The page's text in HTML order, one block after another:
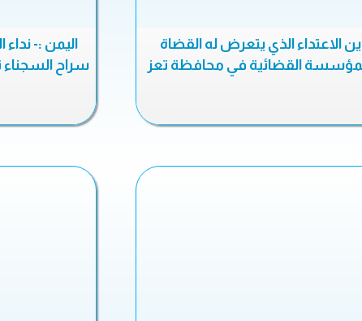
الاعتداء الذي يتعرض له القضاة
القضائية في محافظة تعز
اليمن :- نداء
سراح السجناء